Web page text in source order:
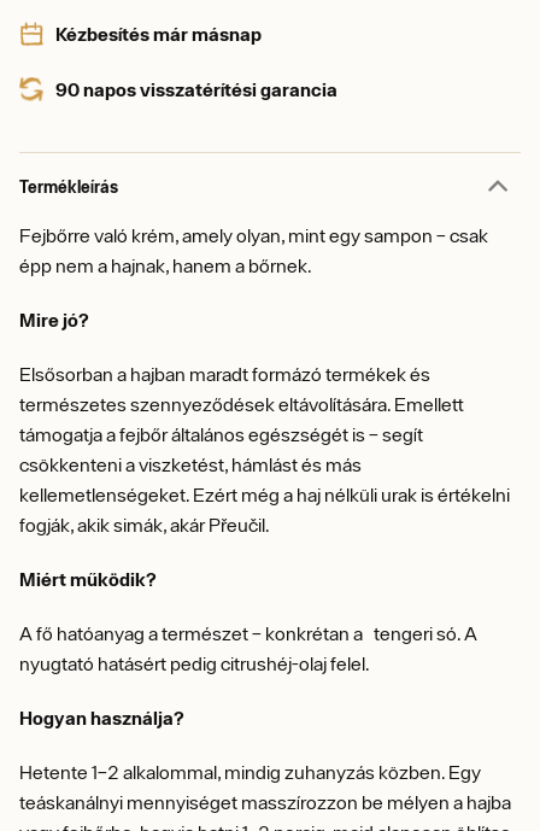
Kézbesítés már másnap
90 napos visszatérítési garancia
Termékleírás
Fejbőrre való krém, amely olyan, mint egy sampon – csak
épp nem a hajnak, hanem a bőrnek.
Mire jó?
Elsősorban a hajban maradt formázó termékek és
természetes szennyeződések eltávolítására. Emellett
támogatja a fejbőr általános egészségét is – segít
csökkenteni a viszketést, hámlást és más
kellemetlenségeket. Ezért még a haj nélküli urak is értékelni
fogják, akik simák, akár Přeučil.
Miért működik?
A fő hatóanyag a természet – konkrétan a tengeri só. A
nyugtató hatásért pedig citrushéj-olaj felel.
Hogyan használja?
Hetente 1–2 alkalommal, mindig zuhanyzás közben. Egy
teáskanálnyi mennyiséget masszírozzon be mélyen a hajba